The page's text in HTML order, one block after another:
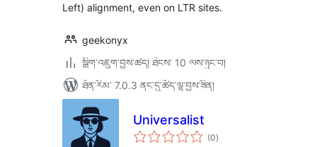
Left) alignment, even on LTR sites.
geekonyx
སྒྲིག་འཇུག་བྱས་ཚད། ཐེངས་ 10 ལས་ཉུང་བ།
ཐོན་རིམ་ 7.0.3 ནང་དུ་ཚོད་ལྟ་བྱས་ཟིན།
Universalist
(0གདེང་
འཇོག་
)